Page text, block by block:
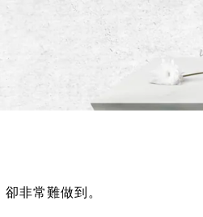
非常難做到。